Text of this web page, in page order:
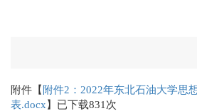
附件【 附件2：2022年东北石油大学思
表.docx 】已下载831 次